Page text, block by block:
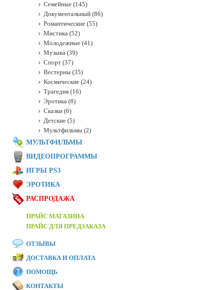
Семейные (145)
Документальный (86)
Романтические (55)
Мистика (52)
Молодежные (41)
Музыка (39)
Спорт (37)
Вестерны (35)
Космические (24)
Трагедия (16)
Эротика (8)
Сказки (6)
Детские (5)
Мультфильмы (2)
МУЛЬТФИЛЬМЫ
ВИДЕОПРОГРАММЫ
ИГРЫ PS3
ЭРОТИКА
РАСПРОДАЖА
ПРАЙС МАГАЗИНА
ПРАЙС ДЛЯ ПРЕДЗАКАЗА
ОТЗЫВЫ
ДОСТАВКА И ОПЛАТА
ПОМОЩЬ
КОНТАКТЫ